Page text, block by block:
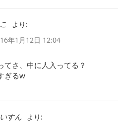
より:
年1月12日 12:04
てさ、中に人入ってる？
ぎるw
すん
より: